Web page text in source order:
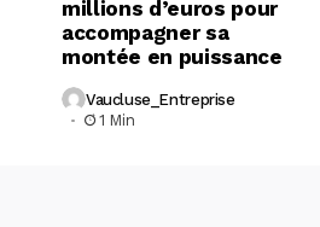
millions d’euros pour
accompagner sa
montée en puissance
Vaucluse_Entreprise
1 Min